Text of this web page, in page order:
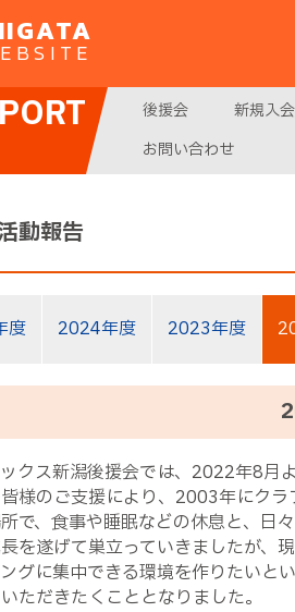
後援会 新規入
お問い合わせ
動報告
度 2024年度 2023年度
クス新潟後援会では、2022年8月
様のご支援により、2003年にク
で、食事や睡眠などの休息と、日
を遂げて巣立っていきましたが、
ングに集中できる環境を作りたい
ただきたくこととなりました。